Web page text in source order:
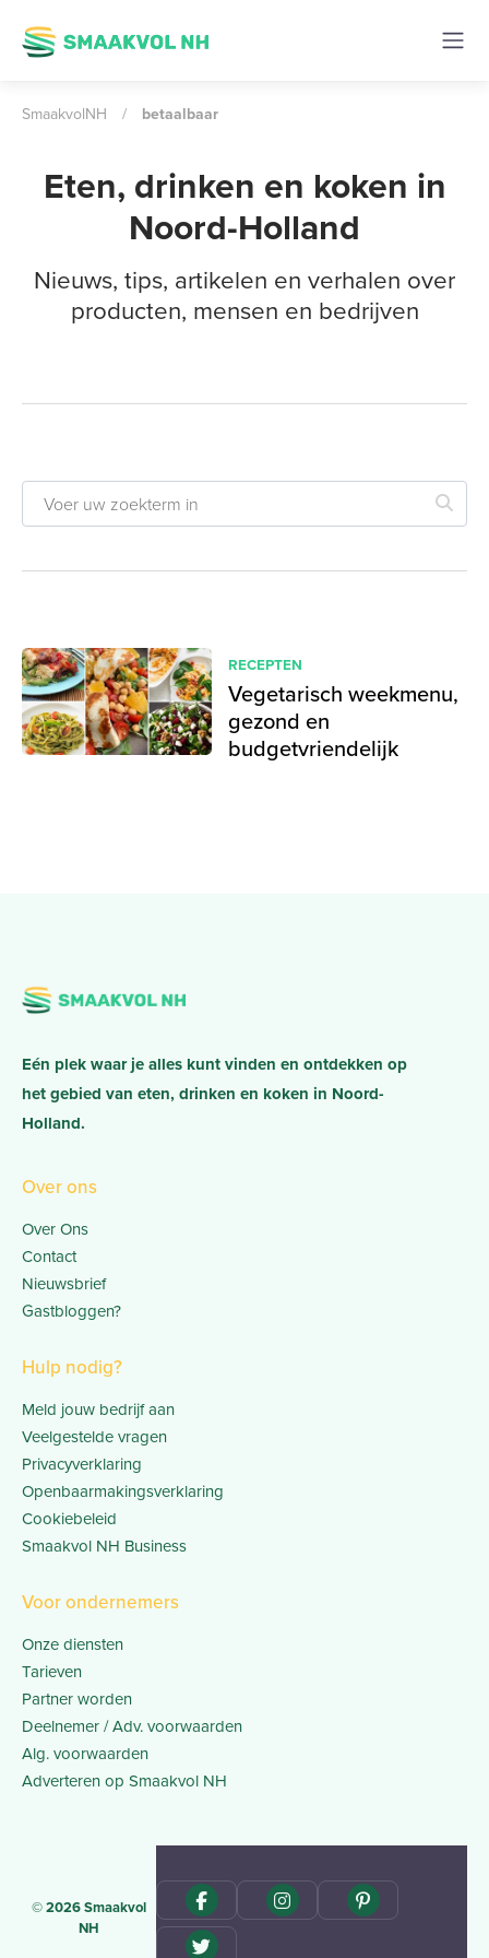
SmaakvolNH / betaalbaar
Eten, drinken en koken in
Noord-Holland
Nieuws, tips, artikelen en verhalen over
producten, mensen en bedrijven
RECEPTEN
Vegetarisch weekmenu,
gezond en
budgetvriendelijk
Eén plek waar je alles kunt vinden en ontdekken op
het gebied van eten, drinken en koken in Noord-
Holland.
Over ons
Over Ons
Contact
Nieuwsbrief
Gastbloggen?
Hulp nodig?
Meld jouw bedrijf aan
Veelgestelde vragen
Privacyverklaring
Openbaarmakingsverklaring
Cookiebeleid
Smaakvol NH Business
Voor ondernemers
Onze diensten
Tarieven
Partner worden
Deelnemer / Adv. voorwaarden
Alg. voorwaarden
Adverteren op Smaakvol NH
© 2026 Smaakvol
NH